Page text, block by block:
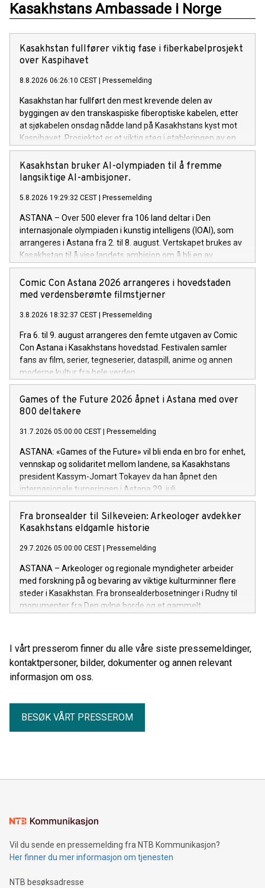
Kasakhstans Ambassade i Norge
Kasakhstan fullfører viktig fase i fiberkabelprosjekt
over Kaspihavet
8.8.2026 06:26:10 CEST Pressemelding
Kasakhstan har fullført den mest krevende delen av
byggingen av den transkaspiske fiberoptiske kabelen, etter
at sjøkabelen onsdag nådde land på Kasakhstans kyst mot
Kaspihavet. Prosjektet er et viktig steg i etableringen av en
ny høyhastighets digital forbindelse mellom Asia og Europa.
Kasakhstan bruker AI-olympiaden til å fremme
langsiktige AI-ambisjoner.
5.8.2026 19:29:32 CEST Pressemelding
ASTANA – Over 500 elever fra 106 land deltar i Den
internasjonale olympiaden i kunstig intelligens (IOAI), som
arrangeres i Astana fra 2. til 8. august. Vertskapet brukes av
Kasakhstan til å vise landets ambisjon om å bli en av
Eurasias ledende AI-økonomier.
Comic Con Astana 2026 arrangeres i hovedstaden
med verdensberømte filmstjerner
3.8.2026 18:32:37 CEST Pressemelding
Fra 6. til 9. august arrangeres den femte utgaven av Comic
Con Astana i Kasakhstans hovedstad. Festivalen samler
fans av film, serier, tegneserier, dataspill, anime og annen
moderne kultur fra hele verden.
Games of the Future 2026 åpnet i Astana med over
800 deltakere
31.7.2026 05:00:00 CEST Pressemelding
ASTANA: «Games of the Future» vil bli enda en bro for enhet,
vennskap og solidaritet mellom landene, sa Kasakhstans
president Kassym-Jomart Tokayev da han åpnet den
internasjonale turneringen i Astana 29. juli.
Fra bronsealder til Silkeveien: Arkeologer avdekker
Kasakhstans eldgamle historie
29.7.2026 05:00:00 CEST Pressemelding
ASTANA – Arkeologer og regionale myndigheter arbeider
med forskning på og bevaring av viktige kulturminner flere
steder i Kasakhstan. Fra bronsealderbosetninger i Rudny til
monumenter fra Den gylne horde og et gammelt
bevaring.
I vårt presserom finner du alle våre siste pressemeldinger,
kontaktpersoner, bilder, dokumenter og annen relevant
informasjon om oss.
BESØK VÅRT PRESSEROM
Vil du sende en pressemelding fra NTB Kommunikasjon?
Her finner du mer informasjon om tjenesten
NTB besøksadresse